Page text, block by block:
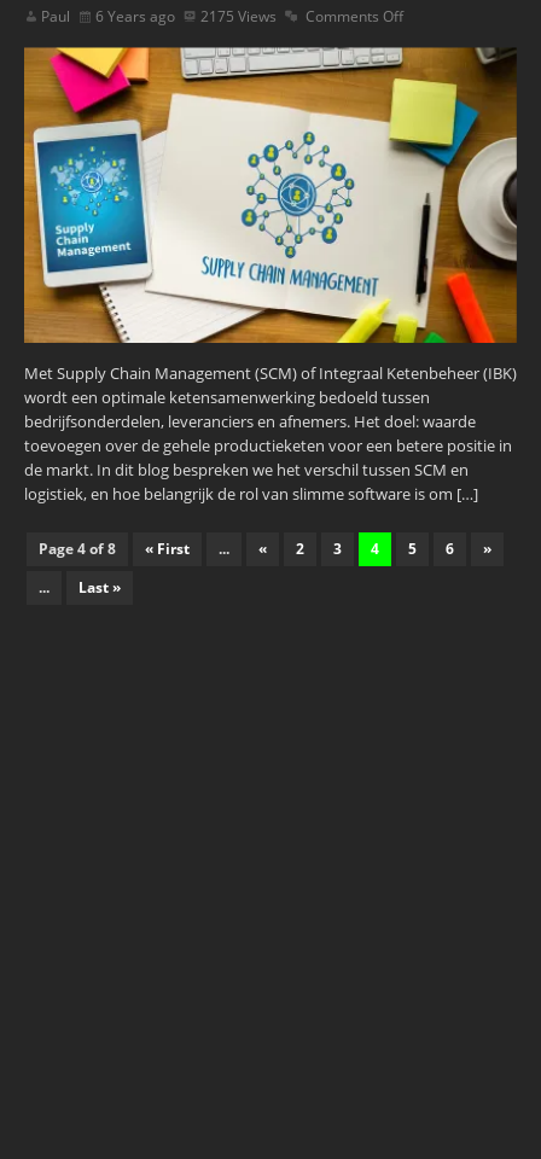
Paul 6 Years ago 2175 Views Comments Off
Met Supply Chain Management (SCM) of Integraal Ketenbeheer (IBK)
wordt een optimale ketensamenwerking bedoeld tussen
bedrijfsonderdelen, leveranciers en afnemers. Het doel: waarde
toevoegen over de gehele productieketen voor een betere positie in
de markt. In dit blog bespreken we het verschil tussen SCM en
logistiek, en hoe belangrijk de rol van slimme software is om […]
Page 4 of 8 « First ... « 2 3 4 5 6
»
...
Last »